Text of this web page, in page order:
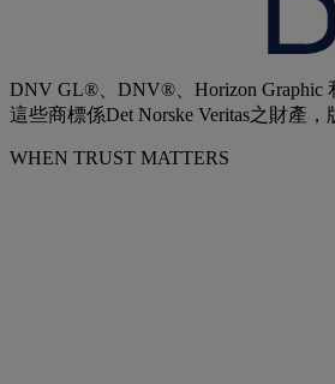
DNV GL®、DNV®、Horizon Graphic
這些商標係Det Norske Veritas之財產，
WHEN TRUST MATTERS